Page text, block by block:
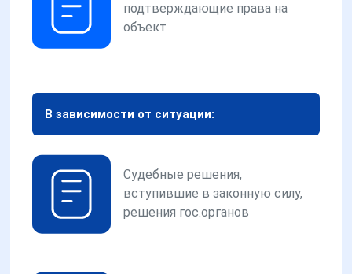
подтверждающие права на
объект
В зависимости от ситуации:
Судебные решения,
вступившие в законную силу,
решения гос.органов